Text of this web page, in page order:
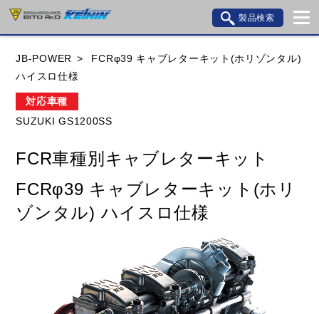
製品検索
車種検索
HONDA YAMAHA
KAWASAKI BMW DUCATI GILERA
HUSQVANA KTM MOTO GUZZI
TRIUMPH
閉じる
JB-POWER
FCRφ39 キャブレターキット(ホリゾンタル)
ハイスロ仕様
対応車種
SUZUKI GS1200SS
FCR車種別キャブレターキット
FCRφ39 キャブレターキット(ホリ
ゾンタル) ハイスロ仕様